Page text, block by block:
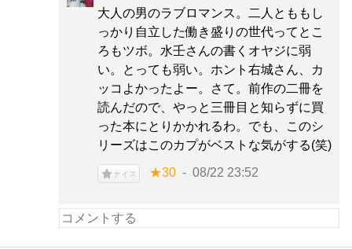
大人の男のラブロマンス。二人とももし
っかり自立した働き盛りの世代ってとこ
ろもツボ。水壬さんの書くオヤジに弱
い。とっても弱い。ホント右城さん、カ
ッコよかったよー。さて。前作の二冊を
読んだので、やっと三冊目と知らずに買
った本にとりかかれるわ。でも、このシ
リーズはこのカプがベストな気がする(笑)
ナイス ★30 08/22 23:52